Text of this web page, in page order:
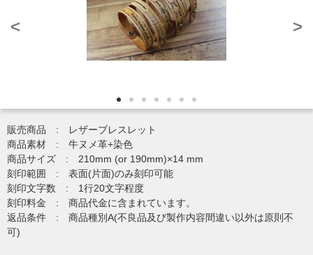
< >
販売商品 : レザーブレスレット
商品素材 : 牛ヌメ革+染色
商品サイズ : 210mm (or 190mm)×14 mm
刻印範囲 : 表面(片面)のみ刻印可能
刻印文字数 : 1行20文字程度
刻印料金 : 商品代金に含まれています。
返品条件 : 商品種別A(不良品及び製作内容間違い以外は原則不
可)